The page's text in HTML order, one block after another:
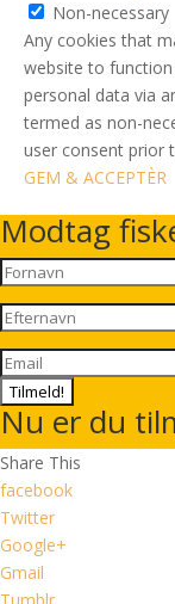
Non-necessary
Any cookies that
website to
personal data via
termed as non-
user consent prior
GEM & ACCEPTÈR
Modtag
Tilmeld!
Nu er du
Share This
facebook
Twitter
Google+
Gmail